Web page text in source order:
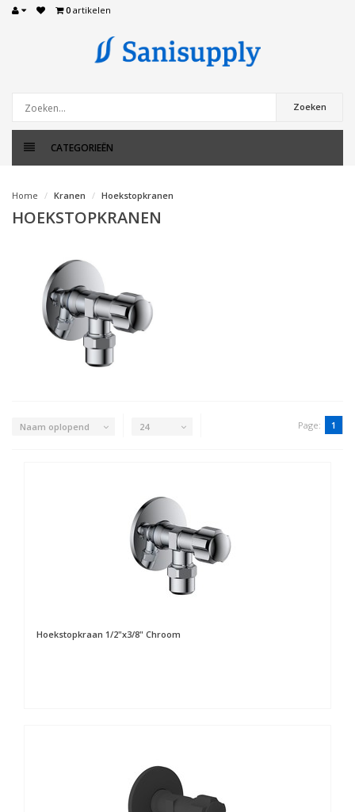
0 artikelen
Zoeken
CATEGORIEËN
Home Kranen Hoekstopkranen
HOEKSTOPKRANEN
Naam oplopend 24 Page: 1
Hoekstopkraan 1/2"x3/8" Chroom